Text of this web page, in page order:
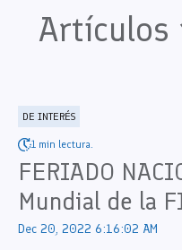
Artículos
DE INTERÉS
1 min lectura.
FERIADO
Mundial de la
Dec 20, 2022 6:16:02 AM